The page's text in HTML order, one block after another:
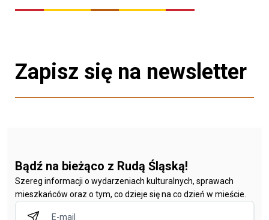
Zapisz się na newsletter
Bądź na bieżąco z Rudą Śląską!
Szereg informacji o wydarzeniach kulturalnych, sprawach
mieszkańców oraz o tym, co dzieje się na co dzień w mieście.